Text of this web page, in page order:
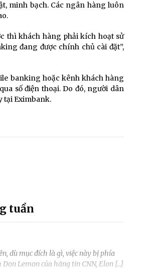
minh bạch. Các ngân hàng luôn
thì khách hàng phải kích hoạt sử
đang được chính chủ cài đặt”,
banking hoặc kênh khách hàng
số điện thoại. Do đó, người dân
tại Eximbank.
tuần
dù mục đích là gì, việc này bị phía
Lemon của hãng tin CNN, Elon […]